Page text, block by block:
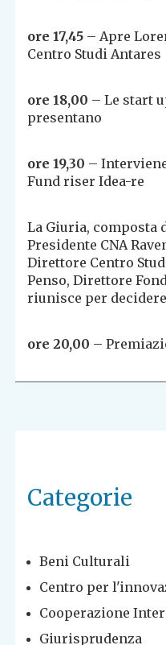
ore 17,45 – Apre
Centro Studi Antares
ore 18,00 – Le start
presentano
ore 19,30 –
Fund riser Idea-re
La Giuria, composta
Presidente CNA
Direttore Centro
Penso, Direttore
riunisce per
ore 20,00 –
Categorie
Beni Culturali
Centro per
Cooperazione
Giurisprudenza